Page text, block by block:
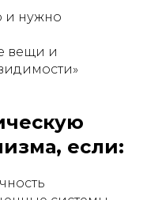
и нужно
вещи и
если: